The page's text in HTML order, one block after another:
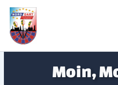
Zum
Inhalt
springen
Moin,